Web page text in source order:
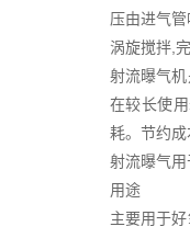
压由进气
涡旋搅拌,
射流曝气
在较长使
耗。节约成
射流曝气
用途
主要用于